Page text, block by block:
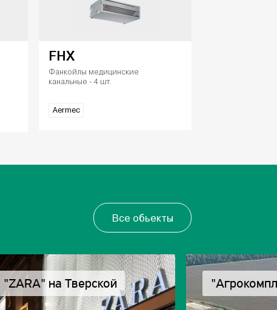
FHX
Фанкойлы медицинские
канальные - 4 шт.
Aermec
Все обьекты
"ZARA" на Тверской